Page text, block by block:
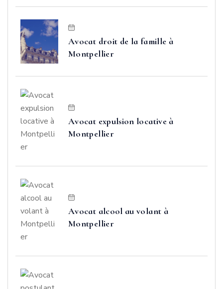
Avocat droit de la famille à
Montpellier
Avocat expulsion locative à
Montpellier
Avocat alcool au volant à
Montpellier